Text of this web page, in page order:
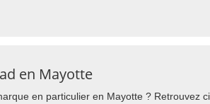
en Mayotte
en particulier en Mayotte ? Retrouvez